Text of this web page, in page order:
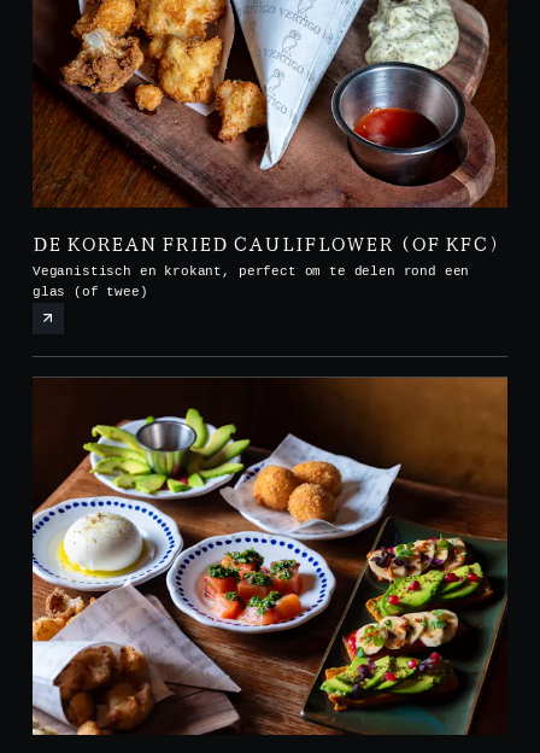
DE KOREAN FRIED CAULIFLOWER (OF KFC)
Veganistisch en krokant, perfect om te delen rond een
glas (of twee)